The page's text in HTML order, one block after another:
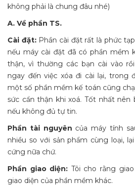
không phải là chung đâu nhé)
A. Về phần TS.
Cài đặt:Phần cài đặt rất là phức
nếu máy cài đặt đã có phần mềm
thận, vì thường các bạn cài vào
ngay đến việc xóa đi cài lại, trong
một số phần mềm kế toán cũng
sức cẩn thận khi xoá. Tốt nhất nên
nếu không đủ tự tin.
Phần tài nguyên của máy tính
nhiều so với sản phẩm cùng loại,
cứng nữa chứ.
Phần giao diện: Tôi cho rằng
giao diện của phần mềm khác.